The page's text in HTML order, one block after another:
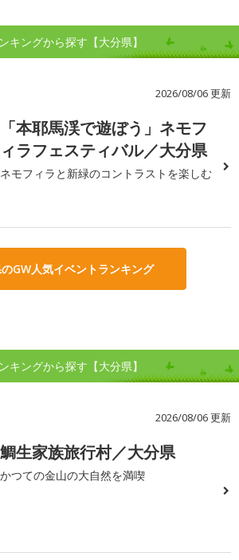
キングから探す【大分県】
2026/08/06 更新
「本耶馬渓で遊ぼう」ネモフ
ィラフェスティバル／大分県
ネモフィラと新緑のコントラストを楽しむ
GW人気イベントランキング
キングから探す【大分県】
2026/08/06 更新
鯛生家族旅行村／大分県
かつての金山の大自然を満喫